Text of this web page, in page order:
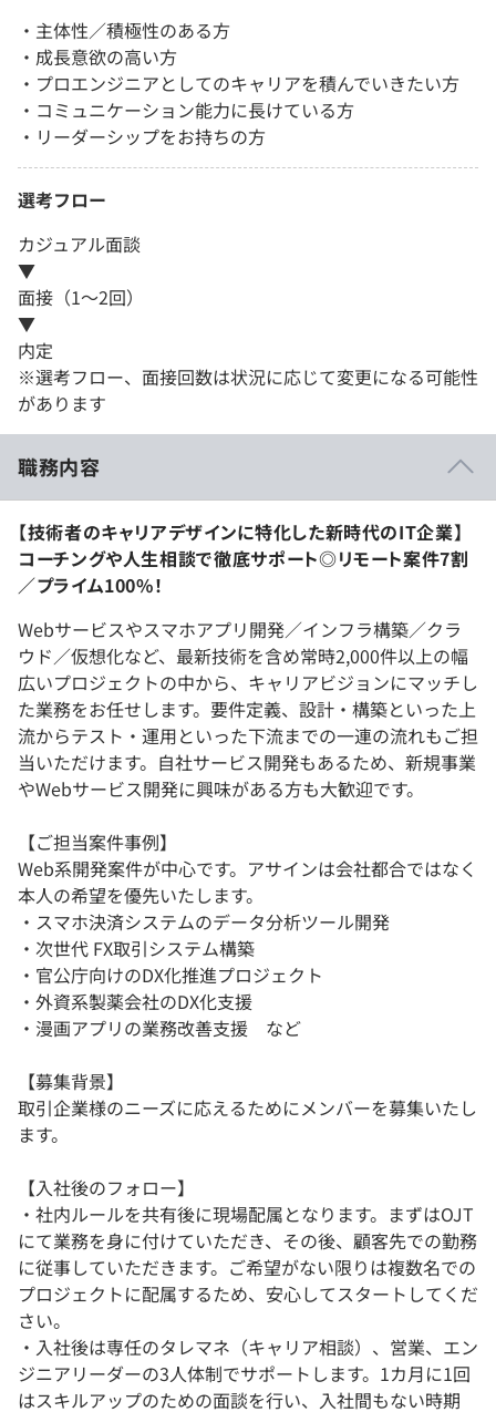
・主体性／積極性のある方
・成長意欲の高い方
・プロエンジニアとしてのキャリアを積んでいきたい方
・コミュニケーション能力に長けている方
・リーダーシップをお持ちの方
選考フロー
カジュアル面談
▼
面接（1〜2回）
▼
内定
※選考フロー、面接回数は状況に応じて変更になる可能性
があります
職務内容
【技術者のキャリアデザインに特化した新時代のIT企業】
コーチングや人生相談で徹底サポート◎リモート案件7割
／プライム100%！
Webサービスやスマホアプリ開発／インフラ構築／クラ
ウド／仮想化など、最新技術を含め常時2,000件以上の幅
広いプロジェクトの中から、キャリアビジョンにマッチし
た業務をお任せします。要件定義、設計・構築といった上
流からテスト・運用といった下流までの一連の流れもご担
当いただけます。自社サービス開発もあるため、新規事業
やWebサービス開発に興味がある方も大歓迎です。
【ご担当案件事例】
Web系開発案件が中心です。アサインは会社都合ではなく
本人の希望を優先いたします。
・スマホ決済システムのデータ分析ツール開発
・次世代 FX取引システム構築
・官公庁向けのDX化推進プロジェクト
・外資系製薬会社のDX化支援
・漫画アプリの業務改善支援 など
【募集背景】
取引企業様のニーズに応えるためにメンバーを募集いたし
ます。
【入社後のフォロー】
・社内ルールを共有後に現場配属となります。まずはOJT
にて業務を身に付けていただき、その後、顧客先での勤務
に従事していただきます。ご希望がない限りは複数名での
プロジェクトに配属するため、安心してスタートしてくだ
さい。
・入社後は専任のタレマネ（キャリア相談）、営業、エン
ジニアリーダーの3人体制でサポートします。1カ月に1回
はスキルアップのための面談を行い、入社間もない時期